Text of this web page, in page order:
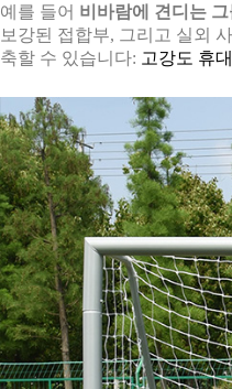
예를 들어 비바람에 견디는
보강된 접합부, 그리고 실외
축할 수 있습니다: 고강도 휴